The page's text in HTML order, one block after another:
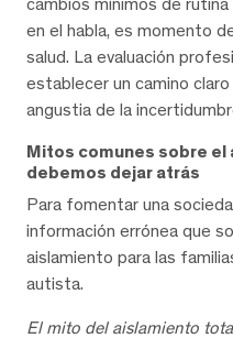
en el habla, es momento
salud. La evaluación
establecer un camino
angustia de la
Mitos comunes sobre el
debemos dejar atrás
Para fomentar una
información errónea que
aislamiento para las
autista.
El mito del aislamiento